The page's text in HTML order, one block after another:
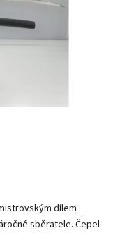
dílem
sběratele. Čepel